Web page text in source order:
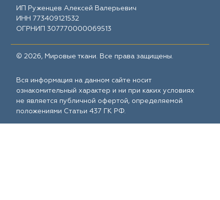
ИП Руженцев Алексей Валерьевич
ИНН 773409121532
ОГРНИП 307770000069513
© 2026, Мировые ткани. Все права защищены.
Вся информация на данном сайте носит
ознакомительный характер и ни при каких условиях
не является публичной офертой, определяемой
положениями Статьи 437 ГК РФ.